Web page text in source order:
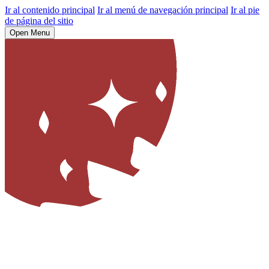
Ir al contenido principal Ir al menú de navegación principal Ir al pie
de página del sitio
Open Menu